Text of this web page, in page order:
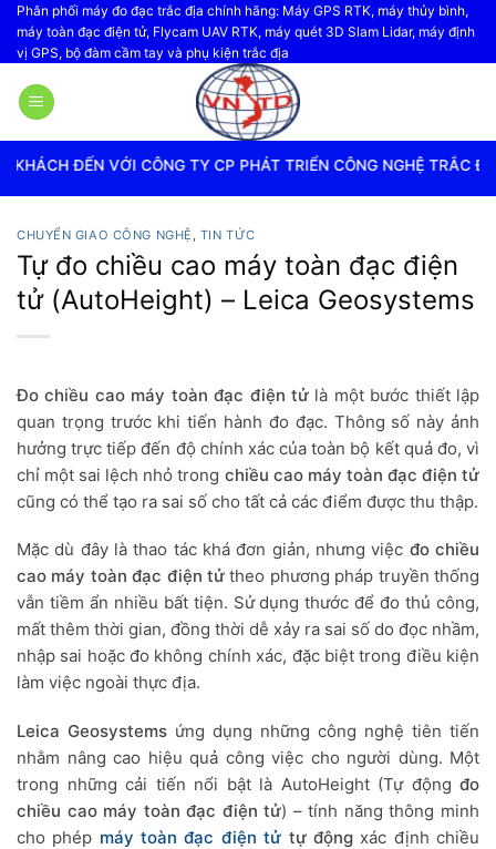
Bỏ
qua
nội
dung
Phân phối máy đo đạc trắc địa chính hãng: Máy GPS RTK, máy thủy bình,
máy toàn đạc điện tử, Flycam UAV RTK, máy quét 3D Slam Lidar, máy định
vị GPS, bộ đàm cầm tay và phụ kiện trắc địa
CÔNG TY CP PHÁT TRIỂN CÔNG NGHỆ TRẮC ĐỊA VIỆT NAM
CHUYỂN GIAO CÔNG NGHỆ , TIN TỨC
Tự đo chiều cao máy toàn đạc điện
tử (AutoHeight) – Leica Geosystems
Đo chiều cao máy toàn đạc điện tửlà một bước thiết lập
quan trọng trước khi tiến hành đo đạc. Thông số này ảnh
hưởng trực tiếp đến độ chính xác của toàn bộ kết quả đo, vì
chỉ một sai lệch nhỏ trong chiều cao máy toàn đạc điện tử
cũng có thể tạo ra sai số cho tất cả các điểm được thu thập.
Mặc dù đây là thao tác khá đơn giản, nhưng việc đo chiều
cao máy toàn đạc điện tử theo phương pháp truyền thống
vẫn tiềm ẩn nhiều bất tiện. Sử dụng thước để đo thủ công,
mất thêm thời gian, đồng thời dễ xảy ra sai số do đọc nhầm,
nhập sai hoặc đo không chính xác, đặc biệt trong điều kiện
làm việc ngoài thực địa.
Leica Geosystems ứng dụng những công nghệ tiên tiến
nhằm nâng cao hiệu quả công việc cho người dùng. Một
trong những cải tiến nổi bật là AutoHeight (Tự động đo
chiều cao máy toàn đạc điện tử) – tính năng thông minh
cho phép máy toàn đạc điện tử tự độngxác định chiều